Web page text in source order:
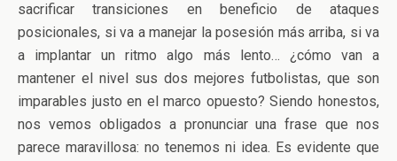
sacrificar transiciones en beneficio de ataques
posicionales, si va a manejar la posesión más arriba, si va
a implantar un ritmo algo más lento… ¿cómo van a
mantener el nivel sus dos mejores futbolistas, que son
imparables justo en el marco opuesto? Siendo honestos,
nos vemos obligados a pronunciar una frase que nos
parece maravillosa: no tenemos ni idea. Es evidente que